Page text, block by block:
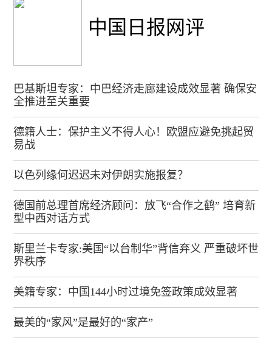
中国日报网评
巴基斯坦专家：中巴经济走廊建设成效显著 确保安
全推进至关重要
德籍人士：保护主义不得人心！欧盟应避免挑起贸
易战
以色列缘何迟迟未对伊朗实施报复？
德国前总理首席经济顾问：放飞“合作之鹤” 培育新
型中西对话方式
斯里兰卡专家:美国“以台制华”背信弃义 严重破坏世
界秩序
美籍专家：中国144小时过境免签政策成效显著
最美的“家风”是最好的“家产”